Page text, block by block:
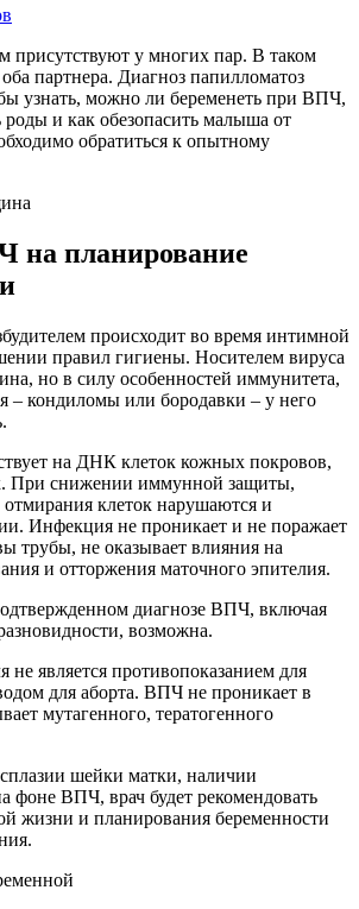
присутствуют у многих пар. В таком
партнера. Диагноз папилломатоз
узнать, можно ли беременеть при ВПЧ,
роды и как обезопасить малыша от
обратиться к опытному
на планирование
происходит во время интимной
правил гигиены. Носителем вируса
но в силу особенностей иммунитета,
– кондиломы или бородавки – у него
на ДНК клеток кожных покровов,
При снижении иммунной защиты,
клеток нарушаются и
Инфекция не проникает и не поражает
трубы, не оказывает влияния на
и отторжения маточного эпителия.
диагнозе ВПЧ, включая
возможна.
не является противопоказанием для
для аборта. ВПЧ не проникает в
мутагенного, тератогенного
шейки матки, наличии
фоне ВПЧ, врач будет рекомендовать
жизни и планирования беременности